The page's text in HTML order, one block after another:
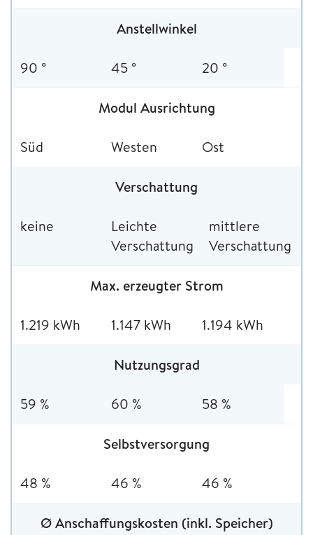
Anstellwinkel
90 ° 45 ° 20 °
Modul Ausrichtung
Süd Westen Ost
Verschattung
keine
Leichte
Verschattung
mittlere
Verschattung
Max. erzeugter Strom
1.219 kWh 1.147 kWh 1.194 kWh
Nutzungsgrad
59 % 60 % 58 %
Selbstversorgung
48 % 46 % 46 %
Ø Anschaffungskosten (inkl. Speicher)